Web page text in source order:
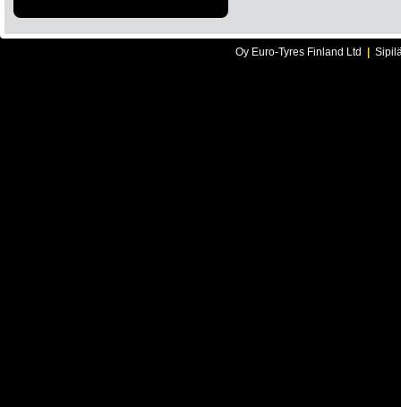
Oy Euro-Tyres Finland Ltd